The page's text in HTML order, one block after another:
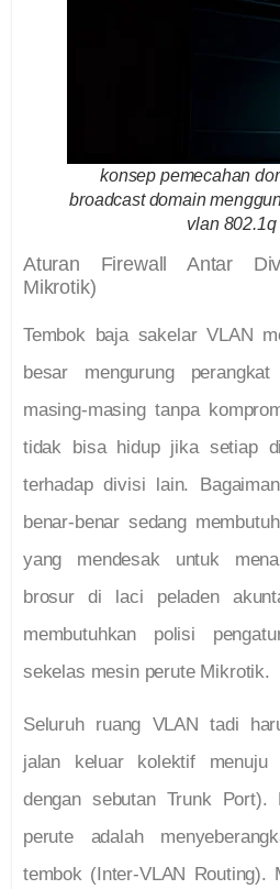
konsep pemecahan
broadcast domain
vlan 802.1q
Aturan Firewall Antar
Mikrotik)
Tembok baja sakelar VLAN
besar mengurung
masing-masing tanpa
tidak bisa hidup jika setiap
terhadap divisi lain.
benar-benar sedang
yang mendesak untuk
brosur di laci peladen
membutuhkan polisi
sekelas mesin perute Mikrotik.
Seluruh ruang VLAN tadi
jalan keluar kolektif menuju
dengan sebutan Trunk Port).
perute adalah
tembok (Inter-VLAN Routing).